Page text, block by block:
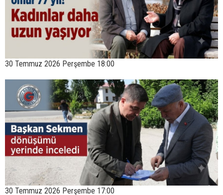
30 Temmuz 2026 Perşembe 18:00
30 Temmuz 2026 Perşembe 17:00